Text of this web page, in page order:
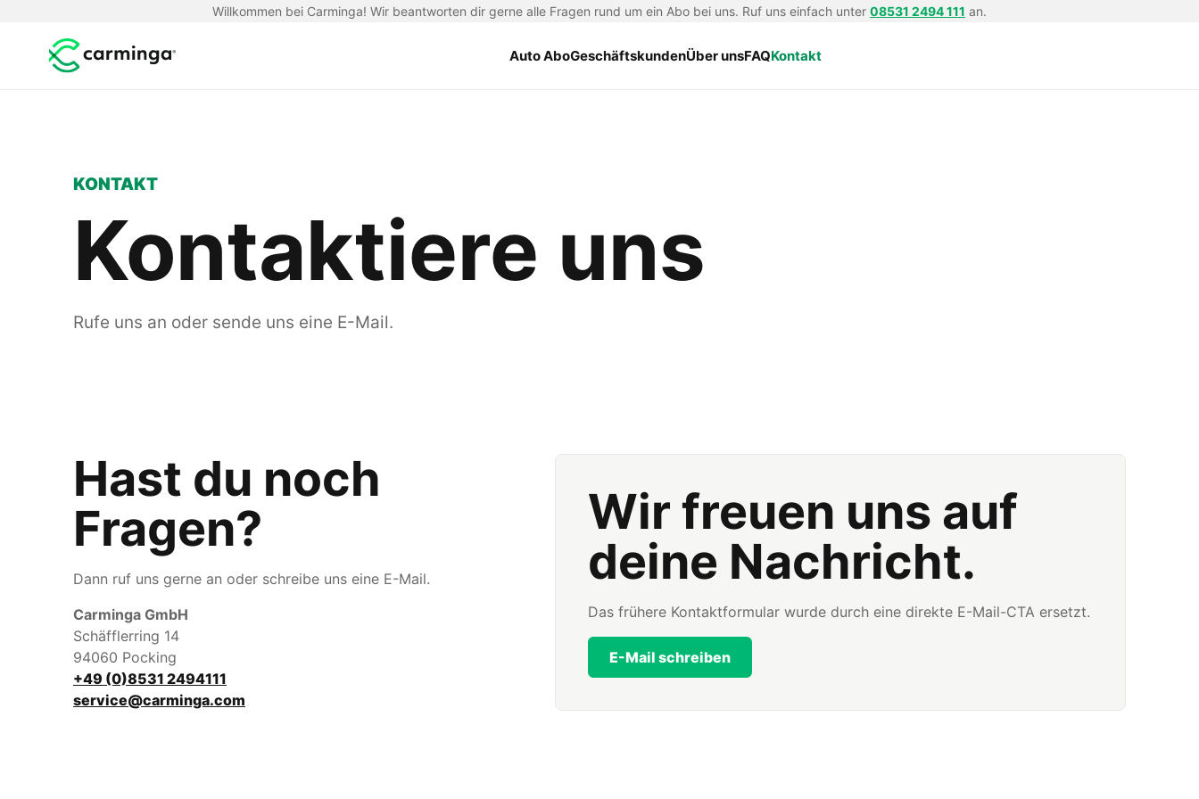
Willkommen bei Carminga! Wir beantworten dir gerne alle Fragen rund um ein Abo bei uns. Ruf uns einfach unter 08531 2494 111 an.
Auto AboGeschäftskundenÜber unsFAQKontakt
KONTAKT
Kontaktiere uns
Rufe uns an oder sende uns eine E-Mail.
Hast du noch
Fragen?
Dann ruf uns gerne an oder schreibe uns eine E-Mail.
Carminga GmbH
Schäfflerring 14
94060 Pocking
+49 (0)8531 2494111
service@carminga.com
Wir freuen uns auf
deine Nachricht.
Das frühere Kontaktformular wurde durch eine direkte E-Mail-CTA ersetzt.
E-Mail schreiben